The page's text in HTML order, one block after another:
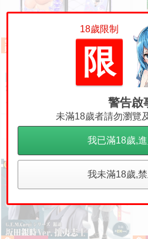
（四葉亭）預約8月 C108
爆乳ギャルの幸奈ちゃんと警官
コスエッチ 新刊套組 猫耳と黒マ
【
新
售
18歲限制
限
警告啟
未滿18歲者請勿瀏覽
我已滿18歲,
我未滿18歲,